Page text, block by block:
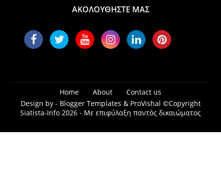
ΑΚΟΛΟΥΘΗΣΤΕ ΜΑΣ
Home About
Contact us
Design by - Blogger Templates & ProVishal ©Copyright
Siatista-Info 2026 - Με επιφύλαξη παντός δικαιώματος